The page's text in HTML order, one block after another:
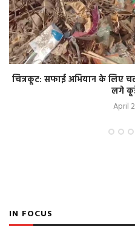
चित्रकूट: सफाई अभियान के लिए
लगे
April
IN FOCUS